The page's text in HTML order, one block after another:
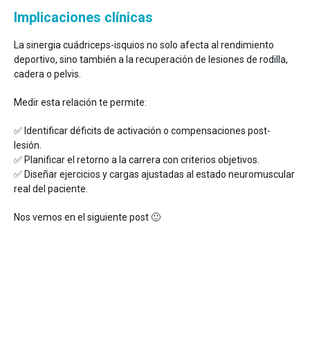
Implicaciones clínicas
La sinergia cuádriceps-isquios no solo afecta al rendimiento
deportivo, sino también a la recuperación de lesiones de rodilla,
cadera o pelvis.
Medir esta relación te permite:
✅ Identificar déficits de activación o compensaciones post-
lesión.
✅ Planificar el retorno a la carrera con criterios objetivos.
✅ Diseñar ejercicios y cargas ajustadas al estado neuromuscular
real del paciente.
Nos vemos en el siguiente post 🙂